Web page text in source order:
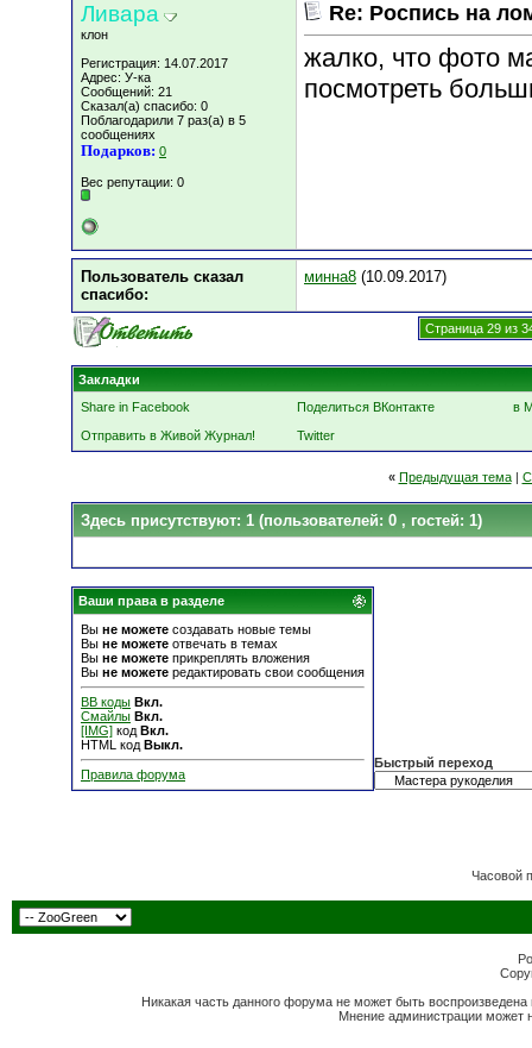
Ливара
клон
Регистрация: 14.07.2017
Адрес: У-ка
Сообщений: 21
Сказал(а) спасибо: 0
Поблагодарили 7 раз(а) в 5
сообщениях
Подарков: 0
Вес репутации: 0
Re: Роспись на
жалко, что фото
посмотреть
Пользователь сказал
cпасибо:
минна8 (10.09.2017)
Страница 29 из
Закладки
Share in Facebook
Поделиться ВКонтакте
в
Отправить в Живой Журнал!
Twitter
« Предыдущая тема|
Здесь присутствуют: 1 (пользователей: 0 , гостей: 1)
Ваши права в разделе
Вы не можете создавать новые темы
Вы не можете отвечать в темах
Вы не можете прикреплять вложения
Вы не можете редактировать свои сообщения
BB коды Вкл.
Смайлы Вкл.
[IMG] код Вкл.
HTML код Выкл.
Правила форума
Быстрый переход
Часовой
Никакая часть данного форума не может быть
Мнение администрации может